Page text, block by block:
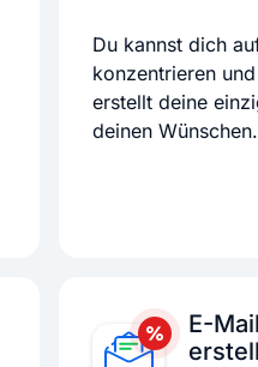
Du kannst dich
konzentrieren
erstellt deine
deinen Wünschen.
E-